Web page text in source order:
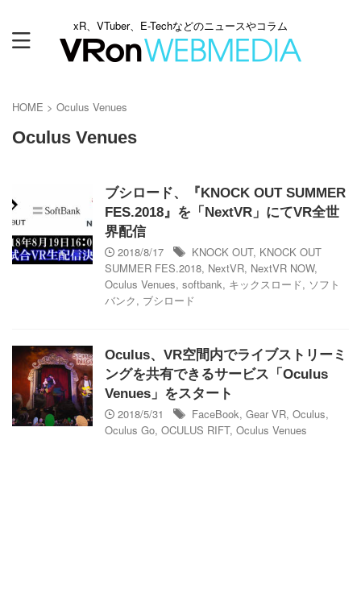
xR、VTuber、E-Techなどのニュースやコラム
HOME > Oculus Venues
Oculus Venues
ブシロード、『KNOCK OUT SUMMER
FES.2018』を「NextVR」にてVR全世
界配信
2018/8/17
KNOCK OUT, KNOCK OUT
SUMMER FES.2018, NextVR, NextVR NOW,
Oculus Venues, softbank, キックスロード, ソフト
バンク, ブシロード
Oculus、VR空間内でライブストリーミ
ングを共有できるサービス「Oculus
Venues」をスタート
2018/5/31
FaceBook, Gear VR, Oculus,
Oculus Go, OCULUS RIFT, Oculus Venues